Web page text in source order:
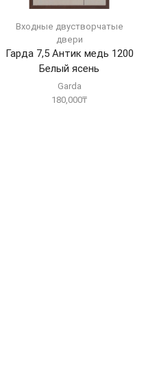
Входные двустворчатые
двери
Гарда 7,5 Антик медь 1200
Белый ясень
Garda
180,000₸